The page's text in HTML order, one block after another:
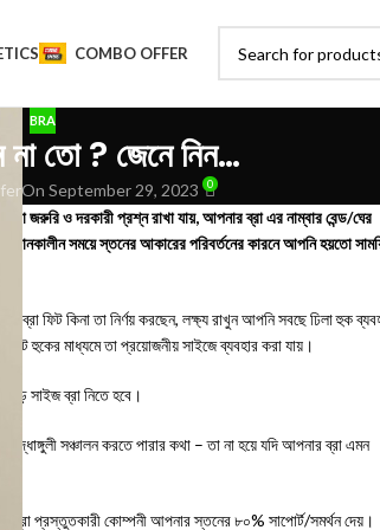
COMBO OFFER
BRA
না তো ? জেনে নিন…
On September 29, 2023 0
জরুরি ও দরকারী প্রশ্ন রাখা যায়, আপনার ব্রা এর নাম্বার বেন্ড/ঘের
সময়ে স্তনের আকারের পরিবর্তনের কারনে আপনি হয়তো
ব্রা ফিট কিনা তা নির্ণয় করছেন, লক্ষ্য রাখুন আপনি সবছে ঢিলা হুক
হুকের মাধ্যমে তা প্রয়োজনীয় সাইজে ব্যবহার করা যায়।
বড় সাইজ ব্রা নিতে হবে।
বৃদ্ধাঙ্গুলী সঞ্চালন করতে পারার কথা – তা না হয়ে যদি আপনার ব্রা এমন
ব্রা প্রস্তুতকারী কোম্পনী আপনার স্তনের ৮০% সাপোর্ট/সমর্থন দেয়।